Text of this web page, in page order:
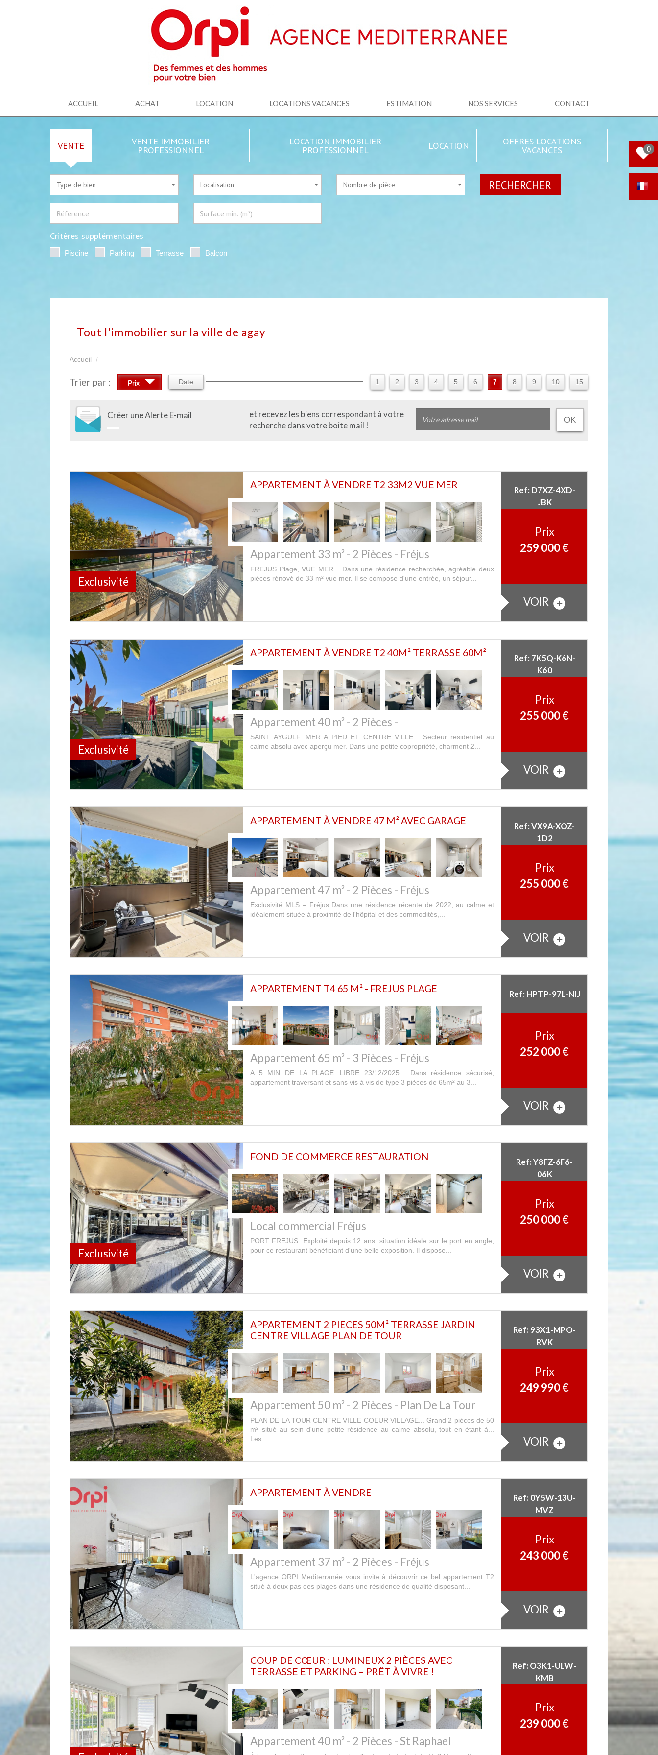
ACCUEIL ACHAT LOCATION LOCATIONS VACANCES ESTIMATION NOS SERVICES CONTACT
0
VENTE VENTE IMMOBILIER
PROFESSIONNEL
LOCATION IMMOBILIER
PROFESSIONNEL LOCATION OFFRES LOCATIONS
VACANCES
Type de bien Localisation Nombre de pièce RECHERCHER
Critères supplémentaires
Piscine Parking Terrasse Balcon
Tout l'immobilier sur la ville de agay
Accueil
Trier par : Prix Date 1 2 3 4 5 6 7 8 9 10 15
Créer une Alerte E-mail
et recevez les biens correspondant à votre
recherche dans votre boite mail !
OK
Exclusivité
APPARTEMENT À VENDRE T2 33M2 VUE MER
Appartement 33 m² - 2 Pièces - Fréjus
FREJUS Plage, VUE MER... Dans une résidence recherchée, agréable deux
pièces rénové de 33 m² vue mer. Il se compose d'une entrée, un séjour...
Ref: D7XZ-4XD-
JBK
Prix
259 000€
VOIR
Exclusivité
APPARTEMENT À VENDRE T2 40M² TERRASSE 60M²
Appartement 40 m² - 2 Pièces -
SAINT AYGULF...MER A PIED ET CENTRE VILLE... Secteur résidentiel au
calme absolu avec aperçu mer. Dans une petite copropriété, charment 2...
Ref: 7K5Q-K6N-
K60
Prix
255 000€
VOIR
APPARTEMENT À VENDRE 47 M² AVEC GARAGE
Appartement 47 m² - 2 Pièces - Fréjus
Exclusivité MLS – Fréjus Dans une résidence récente de 2022, au calme et
idéalement située à proximité de l'hôpital et des commodités,...
Ref: VX9A-XOZ-
1D2
Prix
255 000€
VOIR
APPARTEMENT T4 65 M² - FREJUS PLAGE
Appartement 65 m² - 3 Pièces - Fréjus
A 5 MIN DE LA PLAGE...LIBRE 23/12/2025... Dans résidence sécurisé,
appartement traversant et sans vis à vis de type 3 pièces de 65m² au 3...
Ref: HPTP-97L-NIJ
Prix
252 000€
VOIR
Exclusivité
FOND DE COMMERCE RESTAURATION
Local commercial Fréjus
PORT FREJUS. Exploité depuis 12 ans, situation idéale sur le port en angle,
pour ce restaurant bénéficiant d'une belle exposition. Il dispose...
Ref: Y8FZ-6F6-
06K
Prix
250 000 €
VOIR
APPARTEMENT 2 PIECES 50M² TERRASSE JARDIN
CENTRE VILLAGE PLAN DE TOUR
Appartement 50 m² - 2 Pièces - Plan De La Tour
PLAN DE LA TOUR CENTRE VILLE COEUR VILLAGE... Grand 2 pièces de 50
m² situé au sein d'une petite résidence au calme absolu, tout en étant à...
Les...
Ref: 93X1-MPO-
RVK
Prix
249 990€
VOIR
APPARTEMENT À VENDRE
Appartement 37 m² - 2 Pièces - Fréjus
L'agence ORPI Mediterranée vous invite à découvrir ce bel appartement T2
situé à deux pas des plages dans une résidence de qualité disposant...
Ref: 0Y5W-13U-
MVZ
Prix
243 000€
VOIR
COUP DE CŒUR : LUMINEUX 2 PIÈCES AVEC
TERRASSE ET PARKING – PRÊT À VIVRE !
Appartement 40 m² - 2 Pièces - St Raphael
Ref: O3K1-ULW-
KMB
Prix
239 000€